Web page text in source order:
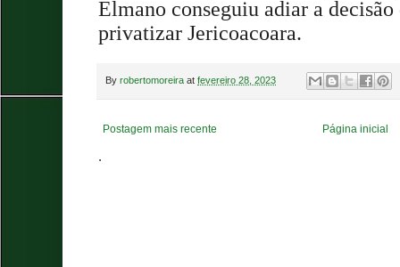
Elmano conseguiu adiar a
privatizar Jericoacoara.
By robertomoreira at fevereiro 28, 2023
Postagem mais recente Página inicial
.